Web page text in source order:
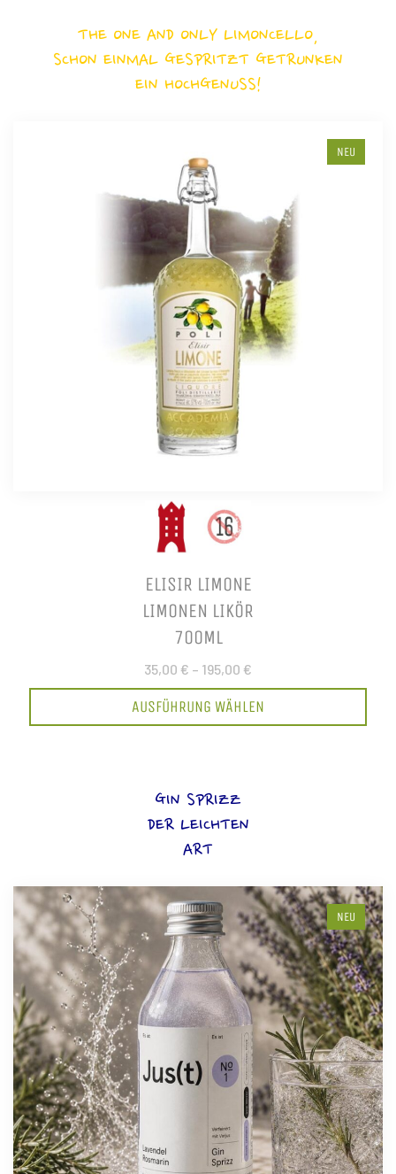
THE ONE AND ONLY LIMONCELLO,
SCHON EINMAL GESPRITZT GETRUNKEN
EIN HOCHGENUSS!
NEU
ELISIR LIMONE
LIMONEN LIKÖR
700ML
35,00 € – 195,00 €
AUSFÜHRUNG WÄHLEN
GIN SPRIZZ
DER LEICHTEN
ART
NEU